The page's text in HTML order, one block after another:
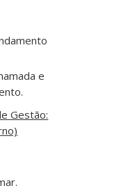
e
Gestão: